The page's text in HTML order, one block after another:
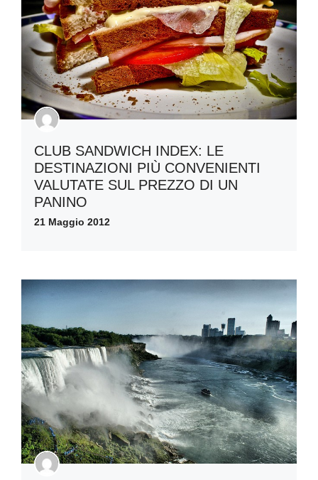
CLUB SANDWICH INDEX: LE
DESTINAZIONI PIÙ CONVENIENTI
VALUTATE SUL PREZZO DI UN
PANINO
21 Maggio 2012